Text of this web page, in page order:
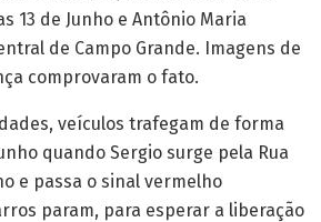
13 de Junho e Antônio Maria
de Campo Grande. Imagens de
comprovaram o fato.
veículos trafegam de forma
quando Sergio surge pela Rua
e passa o sinal vermelho
param, para esperar a liberação